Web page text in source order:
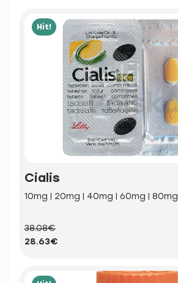
Hit!
Cialis
10mg | 20mg | 40mg | 60mg | 80mg
38.08€
28.63€